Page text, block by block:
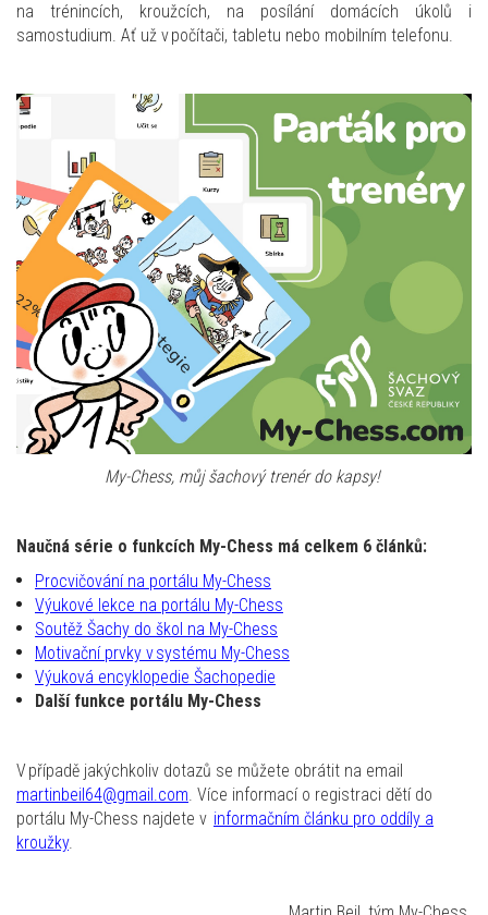
na trénincích, kroužcích, na posílání domácích úkolů i
samostudium. Ať už v počítači, tabletu nebo mobilním telefonu.
My-Chess, můj šachový trenér do kapsy!
Naučná série o funkcích My-Chess má celkem 6 článků:
Procvičování na portálu My-Chess
Výukové lekce na portálu My-Chess
Soutěž Šachy do škol na My-Chess
Motivační prvky v systému My-Chess
Výuková encyklopedie Šachopedie
Další funkce portálu My-Chess
V případě jakýchkoliv dotazů se můžete obrátit na email
martinbeil64@gmail.com. Více informací o registraci dětí do
portálu My-Chess najdete v informačním článku pro oddíly a
kroužky.